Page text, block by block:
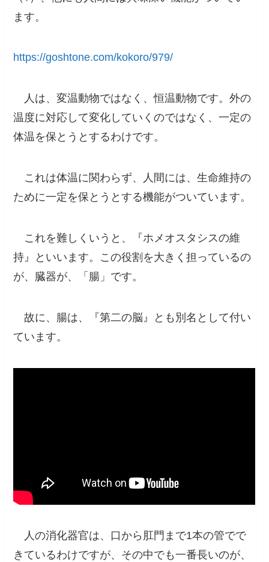
ます。
https://goshtone.com/kokoro/979/
人は、変温動物ではなく、恒温動物です。外の
温度に対応して変化していくのではなく、一定の
体温を保とうとするわけです。
これは体温に関わらず、
人間には、生命維持の
ために一定を保とうとする機能がついています。
これを難しくいうと、『ホメオスタシスの維
持 』といいます。 この役割を大きく担っているの
が、臓器が、「腸」です。
故に、腸は、『第二の脳』とも別名として付い
ています。
人の消化器官は、口から肛門まで1本の管でで
きているわけですが、 その中でも一番長いのが、